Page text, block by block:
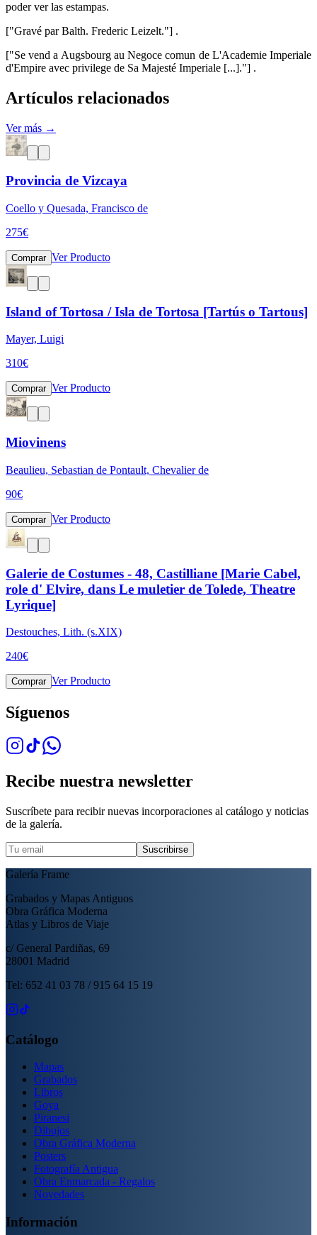
poder ver las estampas.
["Gravé par Balth. Frederic Leizelt."] .
["Se vend a Augsbourg au Negoce comun de L'Academie Imperiale
d'Empire avec privilege de Sa Majesté Imperiale [...]."] .
Artículos relacionados
Ver más →
Provincia de Vizcaya
Coello y Quesada, Francisco de
275€
Comprar Ver Producto
Island of Tortosa / Isla de Tortosa [Tartús o Tartous]
Mayer, Luigi
310€
Comprar Ver Producto
Miovinens
Beaulieu, Sebastian de Pontault, Chevalier de
90€
Comprar Ver Producto
Galerie de Costumes - 48, Castilliane [Marie Cabel,
role d' Elvire, dans Le muletier de Tolede, Theatre
Lyrique]
Destouches, Lith. (s.XIX)
240€
Comprar Ver Producto
Síguenos
Recibe nuestra newsletter
Suscríbete para recibir nuevas incorporaciones al catálogo y noticias
de la galería.
Suscribirse
Galería Frame
Grabados y Mapas Antiguos
Obra Gráfica Moderna
Atlas y Libros de Viaje
c/ General Pardiñas, 69
28001 Madrid
Tel: 652 41 03 78 / 915 64 15 19
Catálogo
Mapas
Grabados
Libros
Goya
Piranesi
Dibujos
Obra Gráfica Moderna
Posters
Fotografía Antigua
Obra Enmarcada - Regalos
Novedades
Información